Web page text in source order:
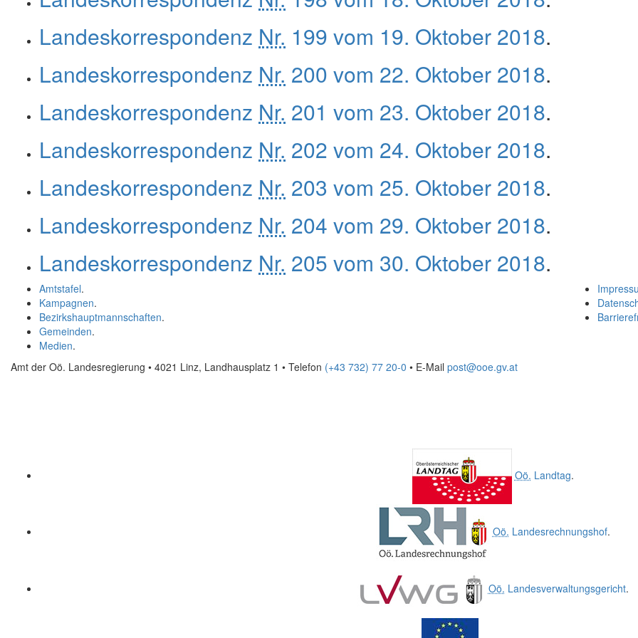
Landeskorrespondenz Nr. 199 vom 19. Oktober 2018.
Landeskorrespondenz Nr. 200 vom 22. Oktober 2018.
Landeskorrespondenz Nr. 201 vom 23. Oktober 2018.
Landeskorrespondenz Nr. 202 vom 24. Oktober 2018.
Landeskorrespondenz Nr. 203 vom 25. Oktober 2018.
Landeskorrespondenz Nr. 204 vom 29. Oktober 2018.
Landeskorrespondenz Nr. 205 vom 30. Oktober 2018.
Amtstafel.
Kampagnen.
Bezirkshauptmannschaften.
Gemeinden.
Medien.
Amt der Oö. Landesregierung • 4021 Linz, Landhausplatz 1 • Telefon (+43 732) 77 20-0 • E-Mail post@ooe.gv.at
Oö. Landtag.
Oö. Landesrechnungshof.
Oö. Landesverwaltungsgericht.